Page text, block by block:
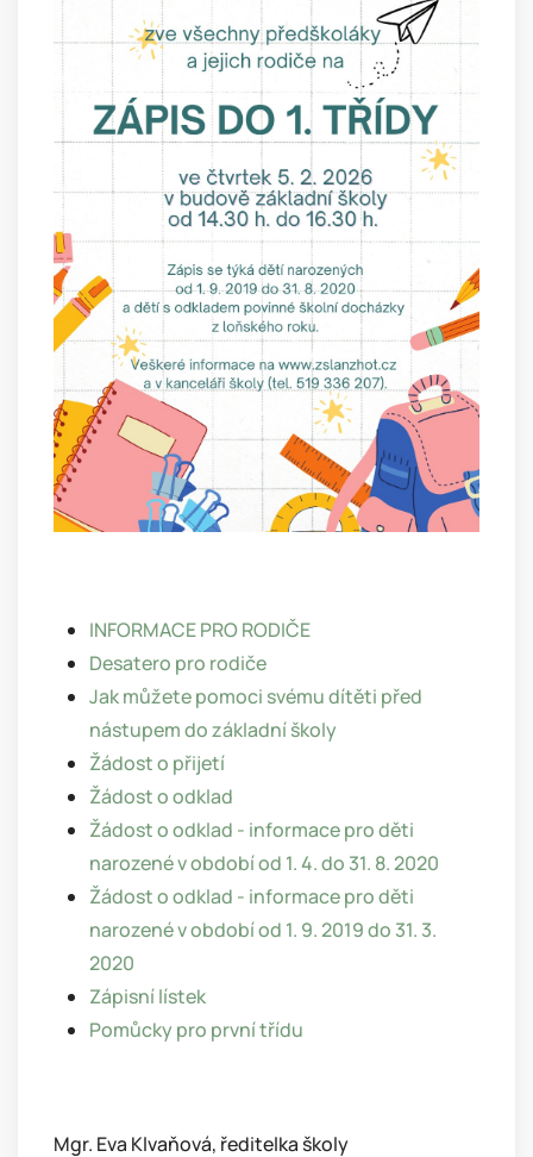
INFORMACE PRO RODIČE
Desatero pro rodiče
Jak můžete pomoci svému dítěti před
nástupem do základní školy
Žádost o přijetí
Žádost o odklad
Žádost o odklad - informace pro děti
narozené v období od 1. 4. do 31. 8. 2020
Žádost o odklad - informace pro děti
narozené v období od 1. 9. 2019 do 31. 3.
2020
Zápisní lístek
Pomůcky pro první třídu
Mgr. Eva Klvaňová, ředitelka školy